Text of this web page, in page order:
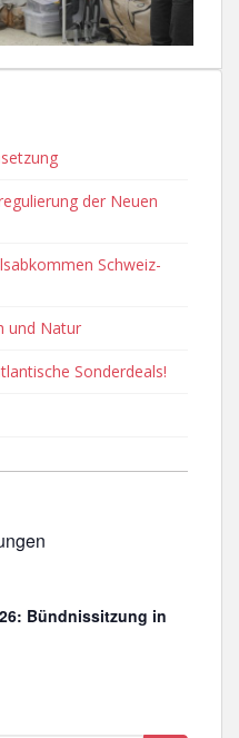
der Neuen
Schweiz-
und Natur
Sonderdeals!
Bündnissitzung in